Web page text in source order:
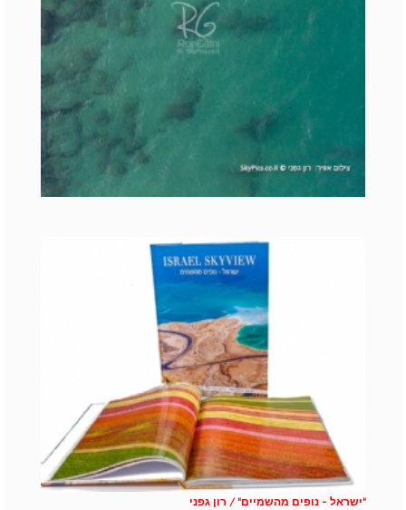
"ישראל - נופים מהשמיים" / רון גפני